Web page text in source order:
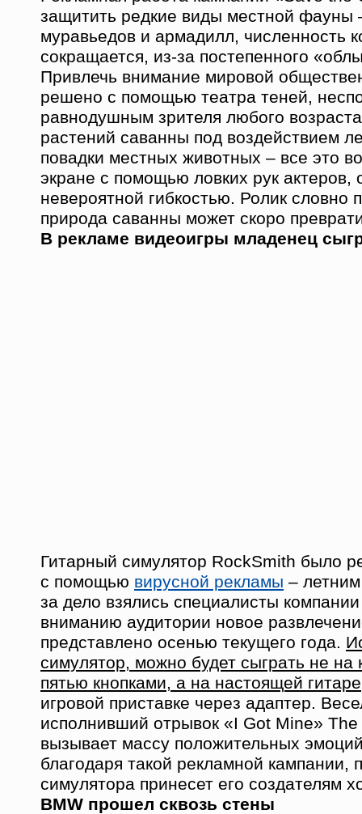
защитить редкие виды местной фауны
муравьедов и армадилл, численность
сокращается, из-за постепенного
Привлечь внимание мировой
решено с помощью театра теней,
равнодушным зрителя любого
растений саванны под воздействием
повадки местных животных – все это
экране с помощью ловких рук
невероятной гибкостью. Ролик словно
природа саванны может скоро
В рекламе видеоигры младенец
Гитарный симулятор RockSmith было
с помощью вирусной рекламы –
за дело взялись специалисты
вниманию аудитории новое
представлено осенью текущего года.
симулятор, можно будет сыграть не на
пятью кнопками, а на настоящей гитаре
игровой приставке через адаптер.
исполнивший отрывок «I Got Mine»
вызывает массу положительных
благодаря такой рекламной кампании,
симулятора принесет его создателям
BMW прошел сквозь стены